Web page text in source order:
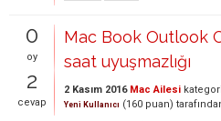
0
oy
2
cevap
Mac Book Outlook
saat uyuşmazlığı
2 Kasım 2016 Mac Ailesi
Yeni Kullanıcı (160 puan)